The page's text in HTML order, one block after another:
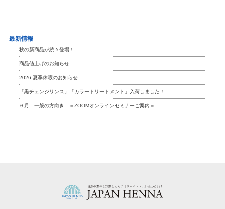
最新情報
秋の新商品が続々登場！
商品値上げのお知らせ
2026 夏季休暇のお知らせ
「黒チェンジリンス」「カラートリートメント」入荷しました！
６月 一般の方向き ＝ZOOMオンラインセミナーご案内＝